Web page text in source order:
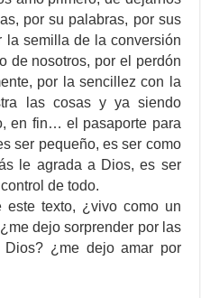
por su palabras, por sus
la semilla de la conversión
de nosotros, por el perdón
por la sencillez con la
las cosas y ya siendo
en fin… el pasaporte para
ser pequeño, es ser como
le agrada a Dios, es ser
de todo.
texto, ¿vivo como un
dejo sorprender por las
Dios? ¿me dejo amar por